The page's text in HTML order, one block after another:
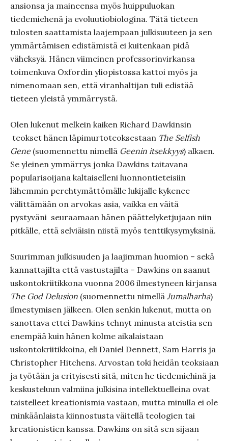
ansionsa ja maineensa myös huippuluokan
tiedemiehenä ja evoluutiobiologina. Tätä tieteen
tulosten saattamista laajempaan julkisuuteen ja sen
ymmärtämisen edistämistä ei kuitenkaan pidä
väheksyä. Hänen viimeinen professorinvirkansa
toimenkuva Oxfordin yliopistossa kattoi myös ja
nimenomaan sen, että viranhaltijan tuli edistää
tieteen yleistä ymmärrystä.
Olen lukenut melkein kaiken Richard Dawkinsin
teokset hänen läpimurtoteoksestaan The Selfish
Gene(suomennettu nimellä Geenin itsekkyys) alkaen.
Se yleinen ymmärrys jonka Dawkins taitavana
popularisoijana kaltaiselleni luonnontieteisiin
lähemmin perehtymättömälle lukijalle kykenee
välittämään on arvokas asia, vaikka en väitä
pystyväni seuraamaan hänen päättelyketjujaan niin
pitkälle, että selviäisin niistä myös tenttikysymyksinä.
Suurimman julkisuuden ja laajimman huomion – sekä
kannattajilta että vastustajilta – Dawkins on saanut
uskontokriitikkona vuonna 2006 ilmestyneen kirjansa
The God Delusion (suomennettu nimellä Jumalharha)
ilmestymisen jälkeen. Olen senkin lukenut, mutta on
sanottava ettei Dawkins tehnyt minusta ateistia sen
enempää kuin hänen kolme aikalaistaan
uskontokriitikkoina, eli Daniel Dennett, Sam Harris ja
Christopher Hitchens. Arvostan toki heidän teoksiaan
ja työtään ja erityisesti sitä, miten he tiedemiehinä ja
keskusteluun valmiina julkisina intellektuelleina ovat
taistelleet kreationismia vastaan, mutta minulla ei ole
minkäänlaista kiinnostusta väitellä teologien tai
kreationistien kanssa. Dawkins on sitä sen sijaan